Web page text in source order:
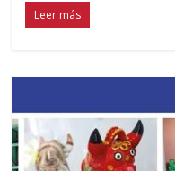
Leer más